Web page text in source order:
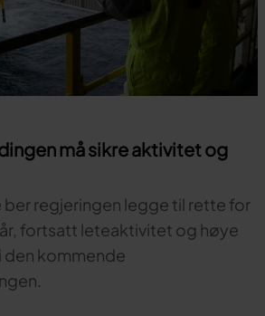
må sikre aktivitet og
regjeringen legge til rette for
fortsatt leteaktivitet og høye
den kommende